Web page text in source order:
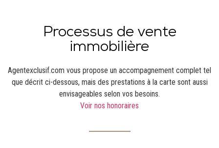
Processus de vente
immobilière
Agentexclusif.com vous propose un accompagnement complet tel
que décrit ci-dessous, mais des prestations à la carte sont aussi
envisageables selon vos besoins.
Voir nos honoraires